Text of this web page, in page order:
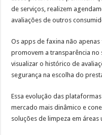
de serviços, realizem
avaliações de outros
Os apps de faxina não
promovem a transparência no
visualizar o histórico de
segurança na escolha do
Essa evolução das
mercado mais dinâmico e
soluções de limpeza em áreas